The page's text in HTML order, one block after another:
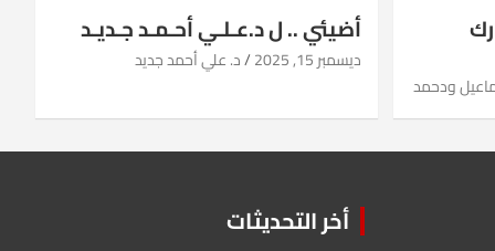
ودحمد
أضيئي .. ل د.عـلـي أحـمـد جـديـد
ديسمبر 15, 2025 د. علي أحمد جديد
أخر التحديثات